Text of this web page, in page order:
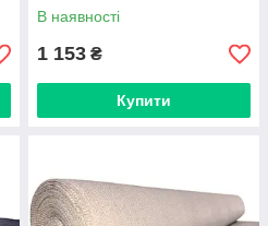
В наявності
1 153 ₴
Купити